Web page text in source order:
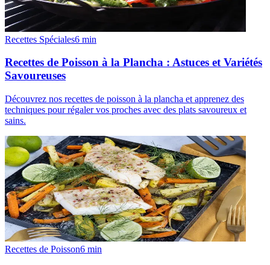
Recettes Spéciales6 min
Recettes de Poisson à la Plancha : Astuces et Variétés
Savoureuses
Découvrez nos recettes de poisson à la plancha et apprenez des
techniques pour régaler vos proches avec des plats savoureux et
sains.
Recettes de Poisson6 min